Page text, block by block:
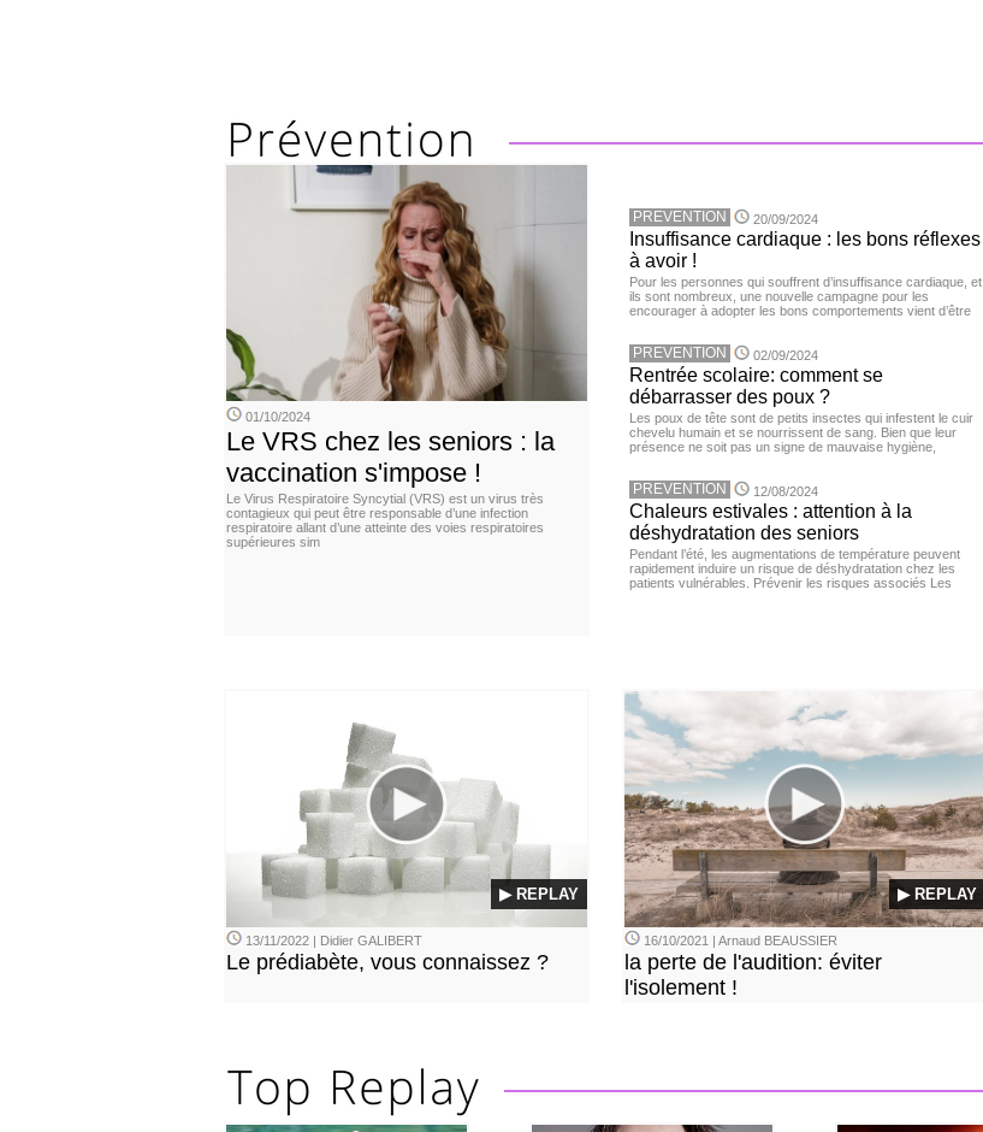
01/10/2024
Le VRS chez les seniors : la
vaccination s'impose !
Le Virus Respiratoire Syncytial (VRS) est un virus très
contagieux qui peut être responsable d’une infection
respiratoire allant d’une atteinte des voies respiratoires
supérieures sim
PREVENTION 20/09/2024
Insuffisance cardiaque : les bons réflexes
à avoir !
Pour les personnes qui souffrent d’insuffisance cardiaque, et
ils sont nombreux, une nouvelle campagne pour les
encourager à adopter les bons comportements vient d’être
PREVENTION 02/09/2024
Rentrée scolaire: comment se
débarrasser des poux ?
Les poux de tête sont de petits insectes qui infestent le cuir
chevelu humain et se nourrissent de sang. Bien que leur
présence ne soit pas un signe de mauvaise hygiène,
PREVENTION 12/08/2024
Chaleurs estivales : attention à la
déshydratation des seniors
Pendant l’été, les augmentations de température peuvent
rapidement induire un risque de déshydratation chez les
patients vulnérables. Prévenir les risques associés Les
▶ REPLAY
13/11/2022 | Didier GALIBERT
Le prédiabète, vous connaissez ?
▶ REPLAY
16/10/2021 | Arnaud BEAUSSIER
la perte de l'audition: éviter
l'isolement !